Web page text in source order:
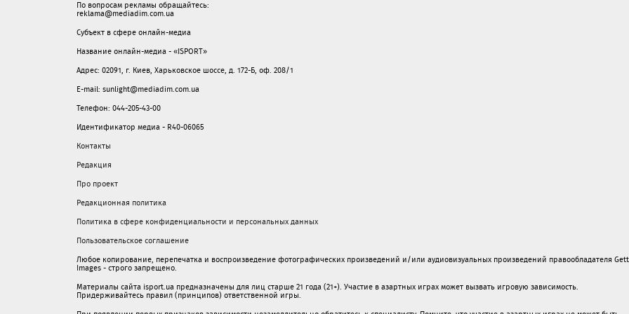
По вопросам рекламы обращайтесь:
reklama@mediadim.com.ua
Субъект в сфере онлайн-медиа
Название онлайн-медиа - «ISPORT»
Адрес: 02091, г. Киев, Харьковское шоссе, д. 172-Б, оф. 208/1
E-mail: sunlight@mediadim.com.ua
Телефон: 044-205-43-00
Идентификатор медиа - R40-06065
Контакты
Редакция
Про проект
Редакционная политика
Политика в сфере конфиденциальности и персональных данных
Пользовательское соглашение
Любое копирование, перепечатка и воспроизведение фотографических произведений и/или аудиовизуальных произведений правообладателя
Images - строго запрещено.
Материалы сайта isport.ua предназначены для лиц старше 21 года (21+). Участие в азартных играх может вызвать игровую зависимость.
Придерживайтесь правил (принципов) ответственной игры.